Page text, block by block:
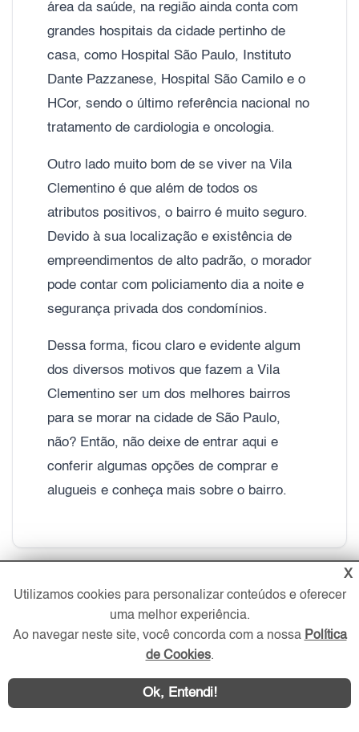
área da saúde, na região ainda conta com
grandes hospitais da cidade pertinho de
casa, como Hospital São Paulo, Instituto
Dante Pazzanese, Hospital São Camilo e o
HCor, sendo o último referência nacional no
tratamento de cardiologia e oncologia.
Outro lado muito bom de se viver na Vila
Clementino é que além de todos os
atributos positivos, o bairro é muito seguro.
Devido à sua localização e existência de
empreendimentos de alto padrão, o morador
pode contar com policiamento dia a noite e
segurança privada dos condomínios.
Dessa forma, ficou claro e evidente algum
dos diversos motivos que fazem a Vila
Clementino ser um dos melhores bairros
para se morar na cidade de São Paulo,
não? Então, não deixe de entrar aqui e
conferir algumas opções de comprar e
alugueis e conheça mais sobre o bairro.
X
Utilizamos cookies para personalizar conteúdos e oferecer
uma melhor experiência.
Ao navegar neste site, você concorda com a nossa Política
de Cookies.
Ok, Entendi!